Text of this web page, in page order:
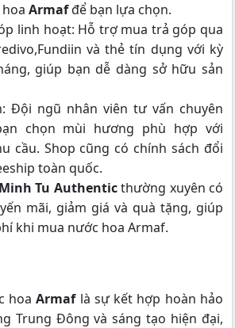
Armafđể bạn lựa chọn.
linh hoạt: Hỗ trợ mua trả góp qua
và thẻ tín dụng với kỳ
giúp bạn dễ dàng sở hữu sản
Đội ngũ nhân viên tư vấn chuyên
chọn mùi hương phù hợp với
cầu. Shop cũng có chính sách đổi
toàn quốc.
Minh Tu Authenticthường xuyên có
mãi, giảm giá và quà tặng, giúp
khi mua nước hoa Armaf.
hoaArmaflà sự kết hợp hoàn hảo
Trung Đông và sáng tạo hiện đại,